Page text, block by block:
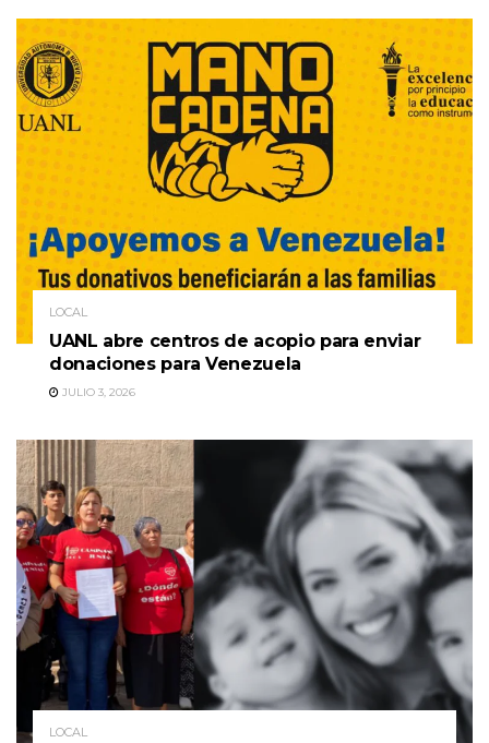
LOCAL
UANL abre centros de acopio para enviar
donaciones para Venezuela
JULIO 3, 2026
LOCAL